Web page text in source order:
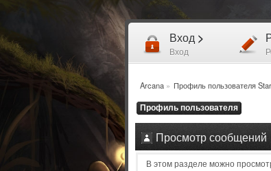
Вход >
Вход
Arcana» Профиль пользователя
Профиль пользователя
Просмотр сообщений
В этом разделе можно